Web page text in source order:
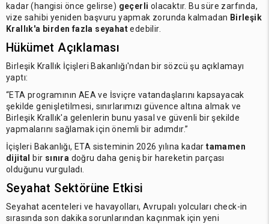
kadar (hangisi önce gelirse) geçerli olacaktır. Bu süre zarfında,
vize sahibi yeniden başvuru yapmak zorunda kalmadan Birleşik
Krallık'a birden fazla seyahatedebilir.
Hükümet Açıklaması
Birleşik Krallık İçişleri Bakanlığı'ndan bir sözcü şu açıklamayı
yaptı:
“ETA programının AEA ve İsviçre vatandaşlarını kapsayacak
şekilde genişletilmesi, sınırlarımızı güvence altına almak ve
Birleşik Krallık'a gelenlerin bunu yasal ve güvenli bir şekilde
yapmalarını sağlamak için önemli bir adımdır.”
İçişleri Bakanlığı, ETA sisteminin 2026 yılına kadartamamen
dijital
bir sınıra doğru daha geniş bir hareketin parçası
olduğunu vurguladı.
Seyahat Sektörüne Etkisi
Seyahat acenteleri ve havayolları, Avrupalı yolcuları check-in
sırasında son dakika sorunlarından kaçınmak için yeni